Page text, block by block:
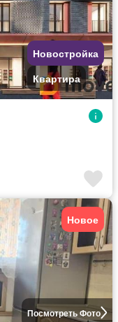
Новостройка
Квартира
Посмотреть Фото
Новое